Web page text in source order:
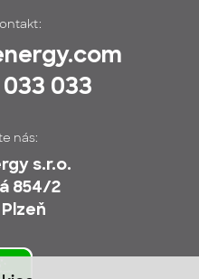
033 033
nás:
s.r.o.
854/2